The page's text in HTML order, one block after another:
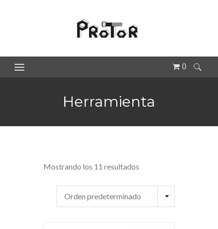
0
Herramienta
Mostrando los 11 resultados